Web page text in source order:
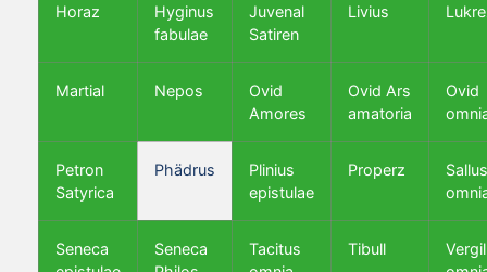
Horaz
Hyginus
fabulae
Juvenal
Satiren
Livius
Martial Nepos
Ovid
Amores
Ovid Ars
amatoria
Ovid
Petron
Satyrica
Phädrus
Plinius
epistulae
Properz
Seneca
Seneca
Tacitus
Tibull
Vergil